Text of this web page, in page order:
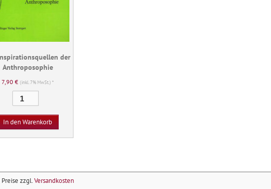
der
Anthroposophie
7,90€ (inkl. 7% MwSt.) *
Inspirationsquellen
der
Anthroposophie
Menge
In den Warenkorb
Preise zzgl.Versandkosten